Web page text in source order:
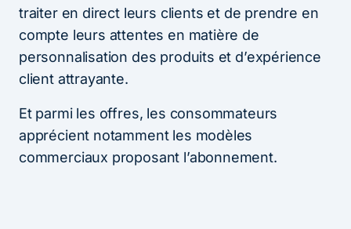
traiter en direct leurs clients et de prendre en
compte leurs attentes en matière de
personnalisation des produits et d’expérience
client attrayante.
Et parmi les offres, les consommateurs
apprécient notamment les modèles
commerciaux proposant l’abonnement.